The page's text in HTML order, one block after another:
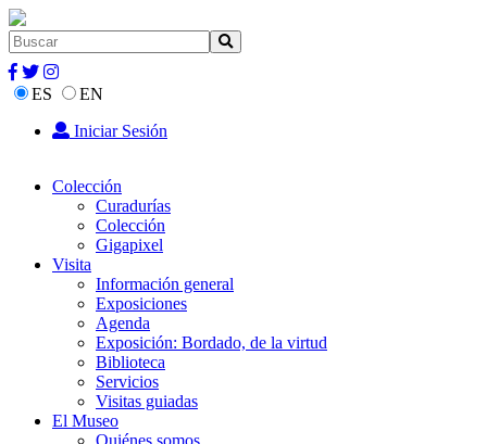
ES
EN
Iniciar Sesión
Colección
Curadurías
Colección
Gigapixel
Visita
Información general
Exposiciones
Agenda
Exposición: Bordado, de la virtud
Biblioteca
Servicios
Visitas guiadas
El Museo
Quiénes somos